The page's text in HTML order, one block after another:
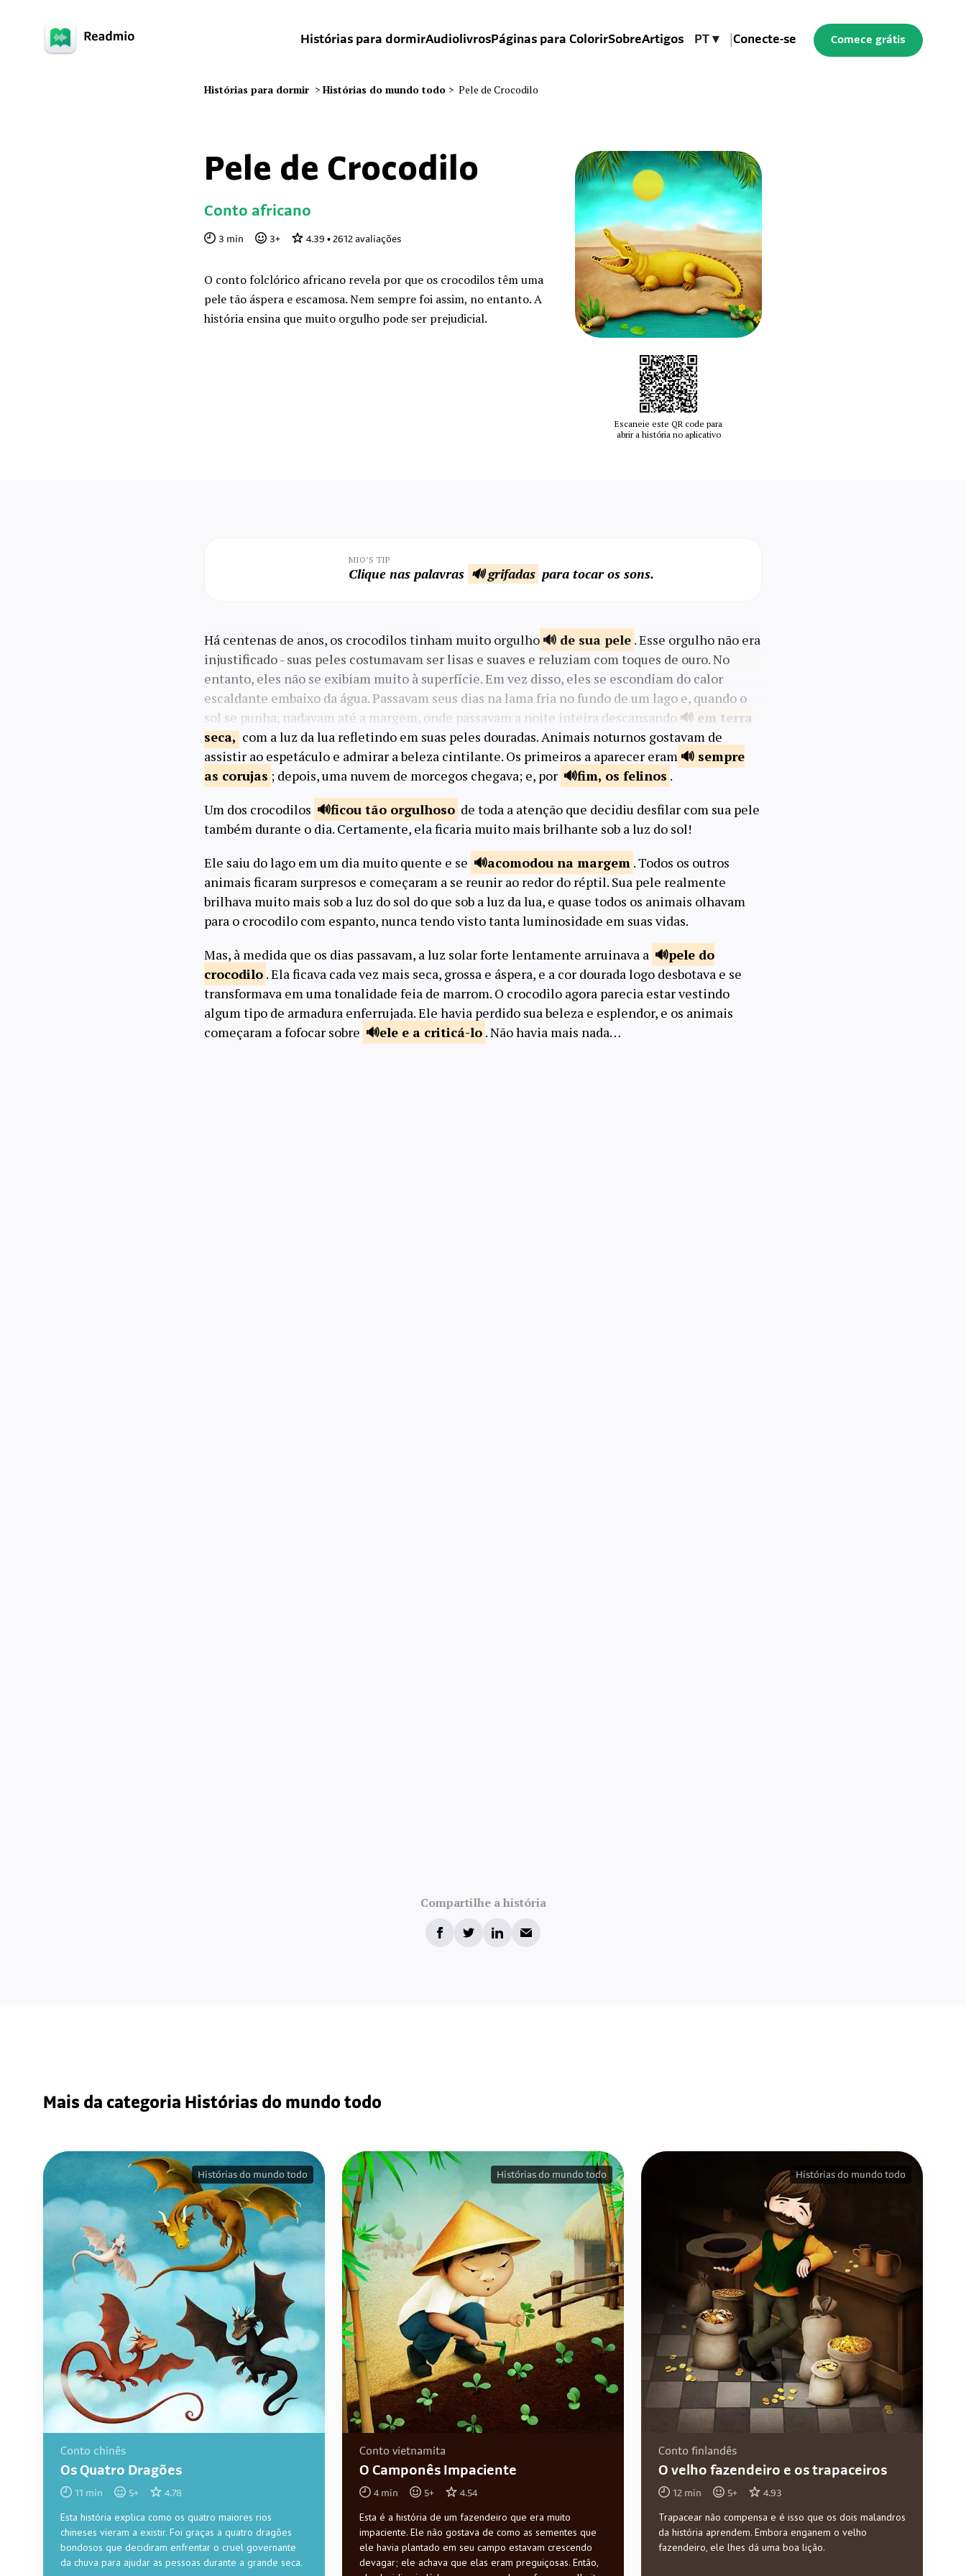
Histórias para dormirAudiolivrosPáginas para ColorirSobreArtigos PT ▾ Conecte-se Comece grátis
Histórias para dormir > Histórias do mundo todo > Pele de Crocodilo
Pele de Crocodilo
Conto africano
3 min 3+ 4.39 • 2612 avaliações
O conto folclórico africano revela por que os crocodilos têm uma
pele tão áspera e escamosa. Nem sempre foi assim, no entanto. A
história ensina que muito orgulho pode ser prejudicial.
Escaneie este QR code para
abrir a história no aplicativo
MIO’S TIP
Clique nas palavras 🔊 grifadas para tocar os sons.
Há centenas de anos, os crocodilos tinham muito orgulho de sua pele . Esse orgulho não era
injustificado - suas peles costumavam ser lisas e suaves e reluziam com toques de ouro. No
entanto, eles não se exibiam muito à superfície. Em vez disso, eles se escondiam do calor
escaldante embaixo da água. Passavam seus dias na lama fria no fundo de um lago e, quando o
sol se punha, nadavam até a margem, onde passavam a noite inteira descansando
em terra
seca, com a luz da lua refletindo em suas peles douradas. Animais noturnos gostavam de
assistir ao espetáculo e admirar a beleza cintilante. Os primeiros a aparecer eram
sempre
as corujas ; depois, uma nuvem de morcegos chegava; e, por fim, os felinos .
Um dos crocodilos
ficou tão orgulhoso de toda a atenção que decidiu desfilar com sua pele
também durante o dia. Certamente, ela ficaria muito mais brilhante sob a luz do sol!
Ele saiu do lago em um dia muito quente e se
acomodou na margem . Todos os outros
animais ficaram surpresos e começaram a se reunir ao redor do réptil. Sua pele realmente
brilhava muito mais sob a luz do sol do que sob a luz da lua, e quase todos os animais olhavam
para o crocodilo com espanto, nunca tendo visto tanta luminosidade em suas vidas.
Mas, à medida que os dias passavam, a luz solar forte lentamente arruinava a
pele do
crocodilo . Ela ficava cada vez mais seca, grossa e áspera, e a cor dourada logo desbotava e se
transformava em uma tonalidade feia de marrom. O crocodilo agora parecia estar vestindo
algum tipo de armadura enferrujada. Ele havia perdido sua beleza e esplendor, e os animais
começaram a fofocar sobre
ele e a criticá-lo . Não havia mais nada…
Compartilhe a história
Mais da categoria Histórias do mundo todo
Conto chinês
Os Quatro Dragões
11 min 5+ 4.78
Esta história explica como os quatro maiores rios
chineses vieram a existir. Foi graças a quatro dragões
bondosos que decidiram enfrentar o cruel governante
da chuva para ajudar as pessoas durante a grande seca.
Histórias do mundo todo
Conto vietnamita
O Camponês Impaciente
4min 5+ 4.54
Esta é a história de um fazendeiro que era muito
impaciente. Ele não gostava de como as sementes que
ele havia plantado em seu campo estavam crescendo
devagar; ele achava que elas eram preguiçosas. Então,
Histórias do mundo todo
Conto finlandês
O velho fazendeiro e os trapaceiros
12 min 5+ 4.93
Trapacear não compensa e é isso que os dois malandros
da história aprendem. Embora enganem o velho
fazendeiro, ele lhes dá uma boa lição.
Histórias do mundo todo